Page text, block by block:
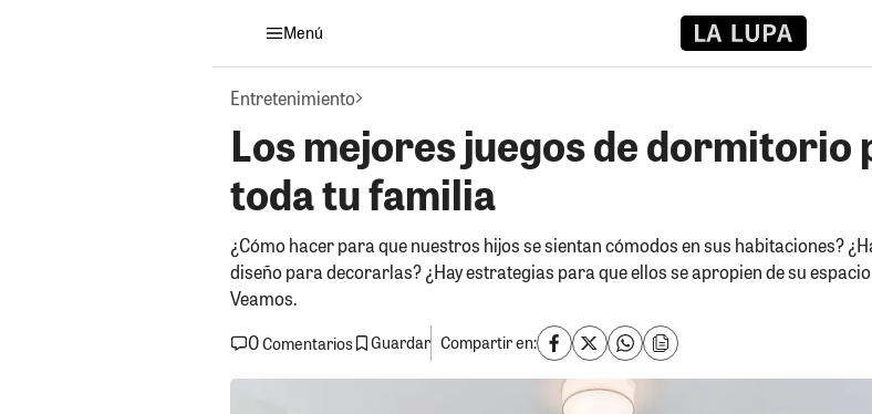
Menú
Entretenimiento
Los mejores juegos de dormitorio
toda tu familia
¿Cómo hacer para que nuestros hijos se sientan cómodos en sus habitaciones?
diseño para decorarlas? ¿Hay estrategias para que ellos se apropien de su
Veamos.
0Comentarios Guardar Compartir en: